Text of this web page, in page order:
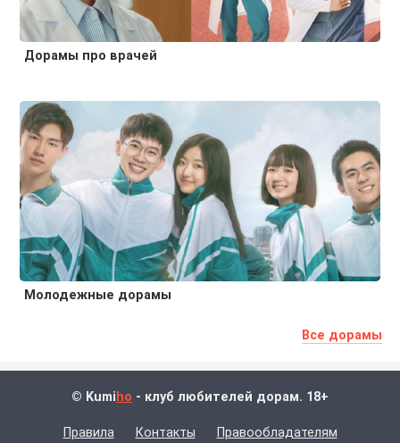
Дорамы про врачей
Молодежные дорамы
Все дорамы
© Kumi ho - клуб любителей дорам. 18+
Правила Контакты Правообладателям